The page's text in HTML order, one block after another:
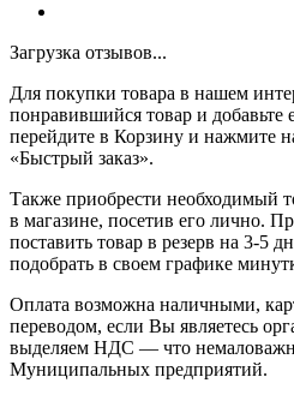
Загрузка отзывов...
Для покупки товара в нашем
понравившийся товар и добавьте
перейдите в Корзину и нажмите
«Быстрый заказ».
Также приобрести необходимый
в магазине, посетив его лично.
поставить товар в резерв на 3-5
подобрать в своем графике
Оплата возможна наличными,
переводом, если Вы являетесь
выделяем НДС — что
Муниципальных предприятий.